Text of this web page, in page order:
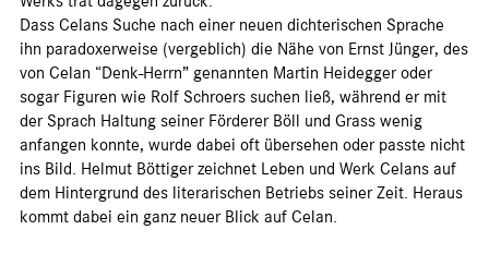
Dass Celans Suche nach einer neuen dichterischen Sprache
ihn paradoxerweise (vergeblich) die Nähe von Ernst Jünger, des
von Celan “Denk-Herrn” genannten Martin Heidegger oder
sogar Figuren wie Rolf Schroers suchen ließ, während er mit
der Sprach Haltung seiner Förderer Böll und Grass wenig
anfangen konnte, wurde dabei oft übersehen oder passte nicht
ins Bild. Helmut Böttiger zeichnet Leben und Werk Celans auf
dem Hintergrund des literarischen Betriebs seiner Zeit. Heraus
kommt dabei ein ganz neuer Blick auf Celan.